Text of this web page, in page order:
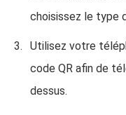
choisissez le type
Utilisez votre
code QR afin de
dessus.